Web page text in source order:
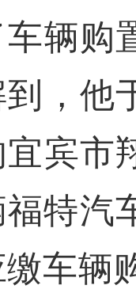
车辆购
到，他
宜宾市
特汽
车辆